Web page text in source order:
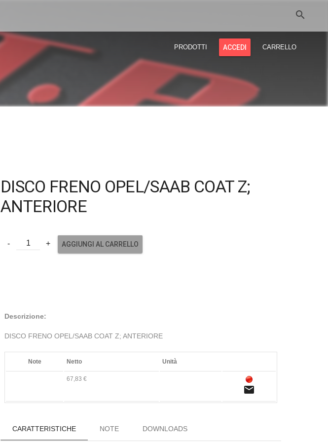
search
PRODOTTI ACCEDI CARRELLO
DISCO FRENO OPEL/SAAB COAT Z;
ANTERIORE
AGGIUNGI AL CARRELLO
Descrizione:
DISCO FRENO OPEL/SAAB COAT Z; ANTERIORE
Note Netto Unità
67,83 €
email
CARATTERISTICHE NOTE DOWNLOADS